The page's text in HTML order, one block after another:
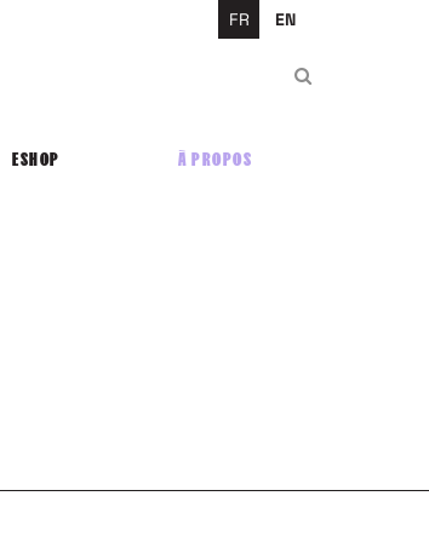
FR EN
ESHOP À PROPOS